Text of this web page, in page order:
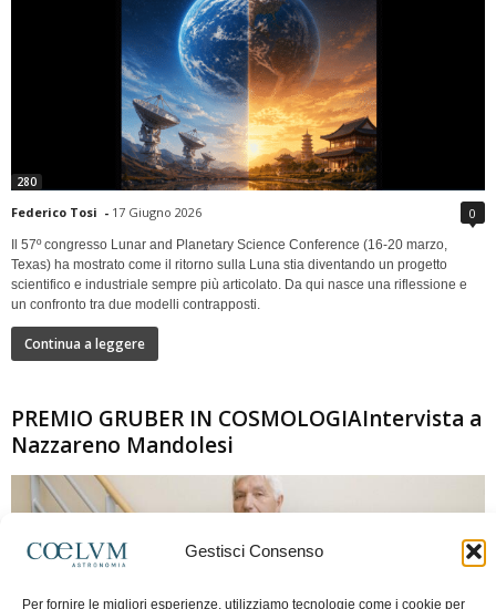
Gestisci Consenso
Per fornire le migliori esperienze, utilizziamo tecnologie come i cookie per
280
Federico Tosi - 17 Giugno 2026 0
Il 57º congresso Lunar and Planetary Science Conference (16-20 marzo,
Texas) ha mostrato come il ritorno sulla Luna stia diventando un progetto
scientifico e industriale sempre più articolato. Da qui nasce una riflessione e
un confronto tra due modelli contrapposti.
Continua a leggere
PREMIO GRUBER IN COSMOLOGIAIntervista a
Nazzareno Mandolesi